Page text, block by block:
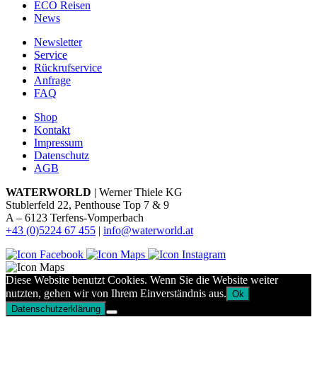
ECO Reisen
News
Newsletter
Service
Rückrufservice
Anfrage
FAQ
Shop
Kontakt
Impressum
Datenschutz
AGB
WATERWORLD | Werner Thiele KG
Stublerfeld 22, Penthouse Top 7 & 9
A – 6123 Terfens-Vomperbach
+43 (0)5224 67 455 | info@waterworld.at
Diese Website benutzt Cookies. Wenn Sie die Website weiter
nutzten, gehen wir von Ihrem Einverständnis aus. Ok
Datenschutzerklärung